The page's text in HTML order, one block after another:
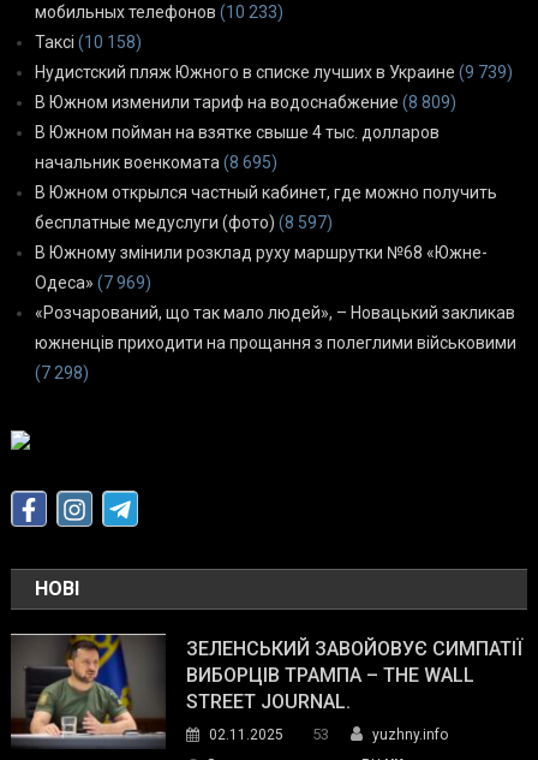
мобильных телефонов (10 233)
Таксі (10 158)
Нудистский пляж Южного в списке лучших в Украине (9 739)
В Южном изменили тариф на водоснабжение (8 809)
В Южном пойман на взятке свыше 4 тыс. долларов
начальник военкомата (8 695)
В Южном открылся частный кабинет, где можно получить
бесплатные медуслуги (фото) (8 597)
В Южному змінили розклад руху маршрутки №68 «Южне-
Одеса» (7 969)
«Розчарований, що так мало людей», – Новацький закликав
южненців приходити на прощання з полеглими військовими
(7 298)
НОВІ
ЗЕЛЕНСЬКИЙ ЗАВОЙОВУЄ СИМПАТІЇ
ВИБОРЦІВ ТРАМПА – THE WALL
STREET JOURNAL.
02.11.2025 53
yuzhny.info